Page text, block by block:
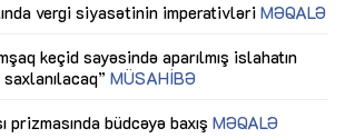
vergi siyasətinin imperativləri MƏQALƏ
keçid sayəsində aparılmış islahatın
MÜSAHİBƏ
büdcəyə baxış MƏQALƏ